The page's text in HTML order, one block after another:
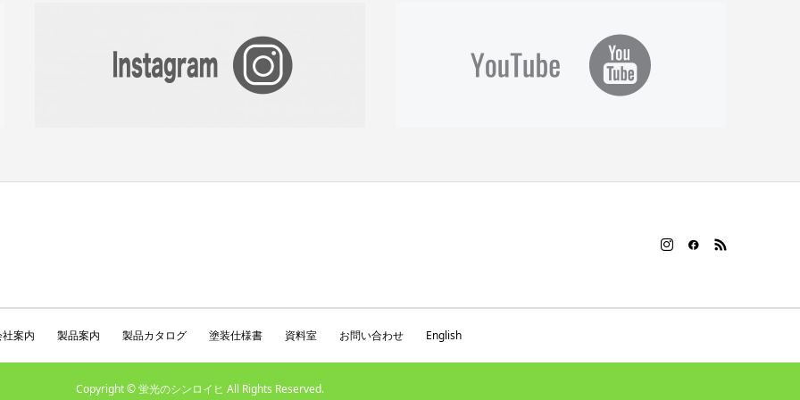
案内 製品案内 製品カタログ 塗装仕様書 資料室 お問い合わせ English
Copyright © 蛍光のシンロイヒ All Rights Reserved.